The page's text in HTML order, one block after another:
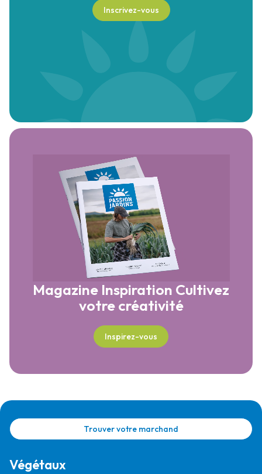
Inscrivez-vous
Magazine Inspiration Cultivez
votre créativité
Inspirez-vous
Trouver votre marchand
Végétaux